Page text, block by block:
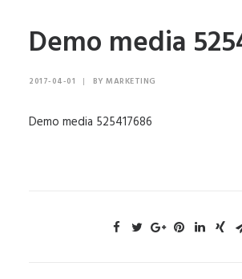
Demo media
2017-04-01 | BY MARKETING
Demo media 525417686